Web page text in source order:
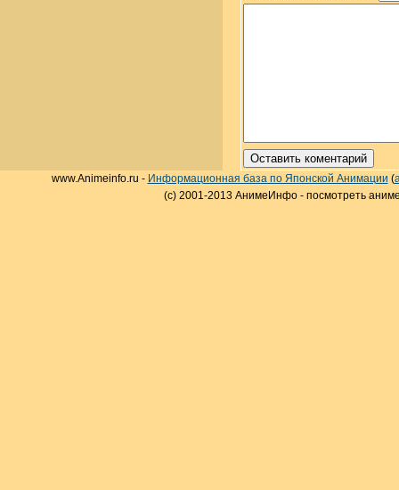
www.Animeinfo.ru - Информационная база по Японской Анимации (
(c) 2001-2013 АнимеИнфо - посмотреть